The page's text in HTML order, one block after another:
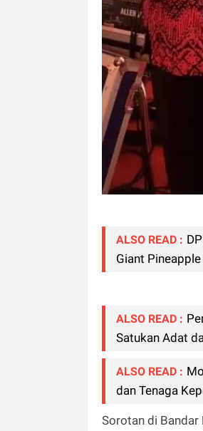
ALSO READ :
Giant
ALSO READ :
Satukan Adat
ALSO READ :
dan Tenaga
Sorotan di Bandar